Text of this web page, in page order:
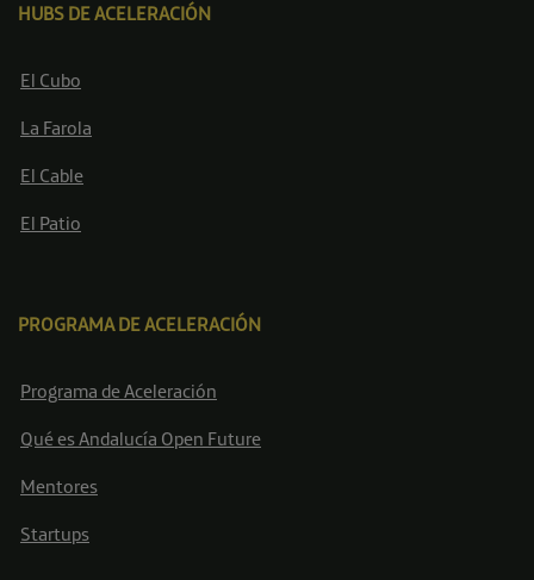
HUBS DE ACELERACIÓN
El Cubo
La Farola
El Cable
El Patio
PROGRAMA DE ACELERACIÓN
Programa de Aceleración
Qué es Andalucía Open Future
Mentores
Startups